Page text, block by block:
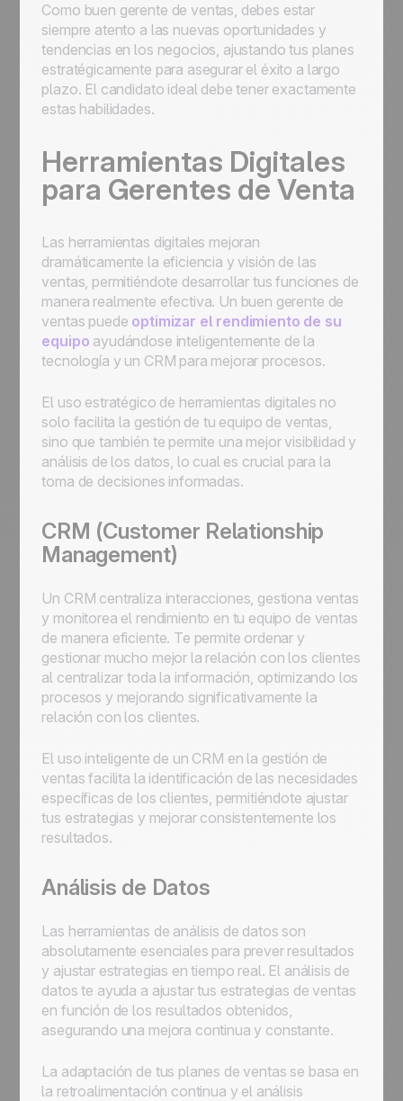
Como buen gerente de ventas, debes estar
siempre atento a las nuevas oportunidades y
tendencias en los negocios, ajustando tus planes
estratégicamente para asegurar el éxito a largo
plazo. El candidato ideal debe tener exactamente
estas habilidades.
Herramientas Digitales
para Gerentes de Venta
Las herramientas digitales mejoran
dramáticamente la eficiencia y visión de las
ventas, permitiéndote desarrollar tus funciones de
manera realmente efectiva. Un buen gerente de
ventas puede optimizar el rendimiento de su
equipo ayudándose inteligentemente de la
tecnología y un CRM para mejorar procesos.
El uso estratégico de herramientas digitales no
solo facilita la gestión de tu equipo de ventas,
sino que también te permite una mejor visibilidad y
análisis de los datos, lo cual es crucial para la
toma de decisiones informadas.
CRM (Customer Relationship
Management)
Un CRM centraliza interacciones, gestiona ventas
y monitorea el rendimiento en tu equipo de ventas
de manera eficiente. Te permite ordenar y
gestionar mucho mejor la relación con los clientes
al centralizar toda la información, optimizando los
procesos y mejorando significativamente la
relación con los clientes.
El uso inteligente de un CRM en la gestión de
ventas facilita la identificación de las necesidades
específicas de los clientes, permitiéndote ajustar
tus estrategias y mejorar consistentemente los
resultados.
Análisis de Datos
Las herramientas de análisis de datos son
absolutamente esenciales para prever resultados
y ajustar estrategias en tiempo real. El análisis de
datos te ayuda a ajustar tus estrategias de ventas
en función de los resultados obtenidos,
asegurando una mejora continua y constante.
La adaptación de tus planes de ventas se basa en
la retroalimentación continua y el análisis